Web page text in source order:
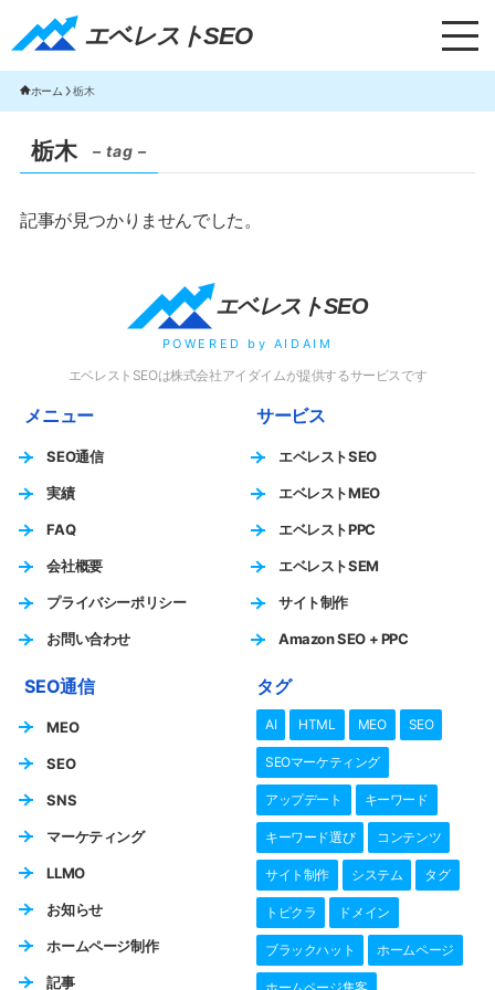
エベレストSEO
エベレストSEO｜TOP
ホーム 栃木
栃木 – tag –
記事が見つかりませんでした。
エベレストSEO
POWERED by AIDAIM
エベレストSEOは株式会社アイダイムが提供するサービスです
メニュー
SEO通信
実績
FAQ
会社概要
プライバシーポリシー
お問い合わせ
サービス
エベレストSEO
エベレストMEO
エベレストPPC
エベレストSEM
サイト制作
Amazon SEO + PPC
SEO通信
MEO
SEO
SNS
マーケティング
LLMO
お知らせ
ホームページ制作
記事
タグ
AI HTML MEO SEO
SEOマーケティング
アップデート キーワード
キーワード選び コンテンツ
サイト制作 システム タグ
トピクラ ドメイン
ブラックハット ホームページ